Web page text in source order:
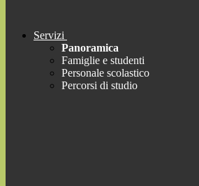
Servizi
Panoramica
Famiglie e studenti
Personale scolastico
Percorsi di studio